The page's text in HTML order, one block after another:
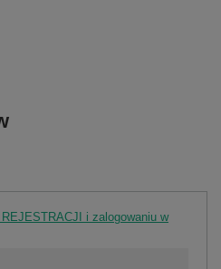
i zalogowaniu w